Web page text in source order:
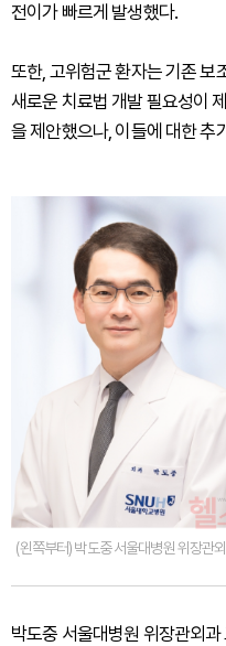
전이가 빠르게 발생했다.
또한, 고위험군 환자는 기존 보
새로운 치료법 개발 필요성이
을 제안했으나, 이들에 대한 추
(왼쪽부터) 박도중 서울대병원 위장관
박도중 서울대병원 위장관외과